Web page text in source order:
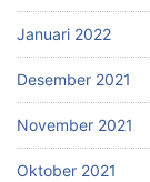
Januari 2022
Desember 2021
November 2021
Oktober 2021